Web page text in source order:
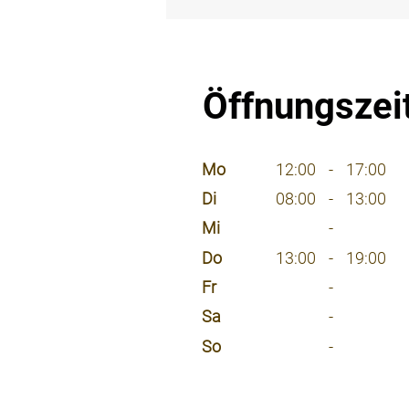
Mo
12:00 - 17:00
Di
08:00 - 13:00
Mi
-
Do
13:00 - 19:00
Fr
-
Sa
-
So
-